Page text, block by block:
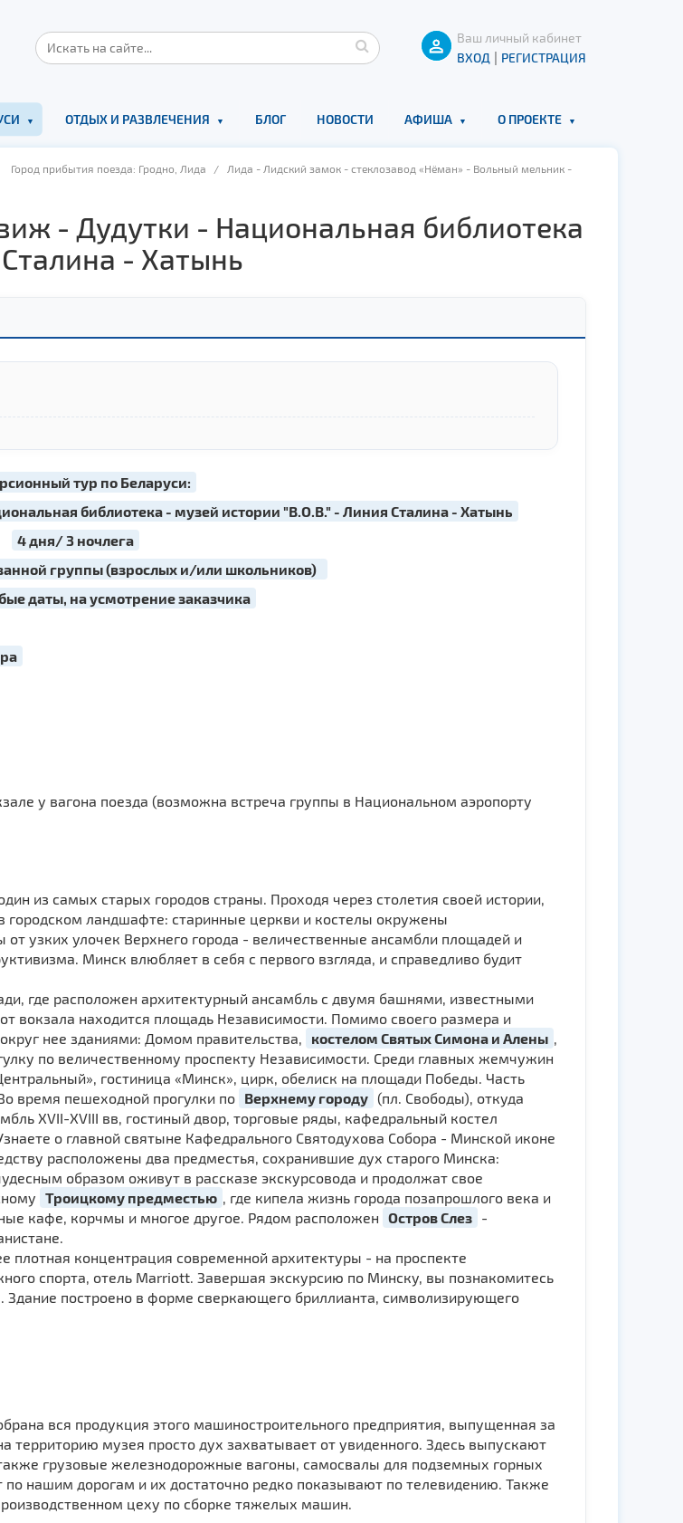
Ваш личный кабинет
ВХОД | РЕГИСТРАЦИЯ
ОТДЫХ И РАЗВЛЕЧЕНИЯ БЛОГ НОВОСТИ АФИША О ПРОЕКТЕ
Город прибытия поезда: Гродно, Лида
/ Лида - Лидский замок - стеклозавод «Нёман» - Вольный мельник -
- Дудутки - Национальная библиотека
- Хатынь
тур по Беларуси:
библиотека - музей истории "В.О.В." - Линия Сталина - Хатынь
4 дня/ 3 ночлега
группы (взрослых и/или школьников)
даты, на усмотрение заказчика
у вагона поезда (возможна встреча группы в Национальном аэропорту
из самых старых городов страны. Проходя через столетия своей истории,
ландшафте: старинные церкви и костелы окружены
узких улочек Верхнего города - величественные ансамбли площадей и
Минск влюбляет в себя с первого взгляда, и справедливо будит
где расположен архитектурный ансамбль с двумя башнями, известными
вокзала находится площадь Независимости. Помимо своего размера и
нее зданиями: Домом правительства,
костелом Святых Симона и Алены ,
по величественному проспекту Независимости. Среди главных жемчужин
гостиница «Минск», цирк, обелиск на площади Победы. Часть
время пешеходной прогулки по Верхнему городу (пл. Свободы), откуда
XVII-XVIII вв, гостиный двор, торговые ряды, кафедральный костел
о главной святыне Кафедрального Святодухова Собора - Минской иконе
расположены два предместья, сохранившие дух старого Минска:
образом оживут в рассказе экскурсовода и продолжат свое
Троицкому предместью , где кипела жизнь города позапрошлого века и
кафе, корчмы и многое другое. Рядом расположен Остров Слез -
концентрация современной архитектуры - на проспекте
спорта, отель Marriott. Завершая экскурсию по Минску, вы познакомитесь
Здание построено в форме сверкающего бриллианта, символизирующего
вся продукция этого машиностроительного предприятия, выпущенная за
территорию музея просто дух захватывает от увиденного. Здесь выпускают
грузовые железнодорожные вагоны, самосвалы для подземных горных
нашим дорогам и их достаточно редко показывают по телевидению. Также
цеху по сборке тяжелых машин.